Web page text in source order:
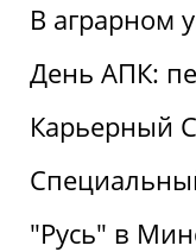
В аграрном
День АПК:
Карьерный
"Русь" в